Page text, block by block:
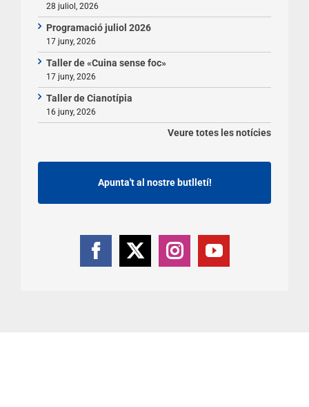
28 juliol, 2026
Programació juliol 2026
17 juny, 2026
Taller de «Cuina sense foc»
17 juny, 2026
Taller de Cianotípia
16 juny, 2026
Veure totes les notícies
Apunta't al nostre butlletí!